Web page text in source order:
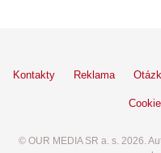
Kontakty Reklama
© OUR MEDIA SR a. s. 2026.